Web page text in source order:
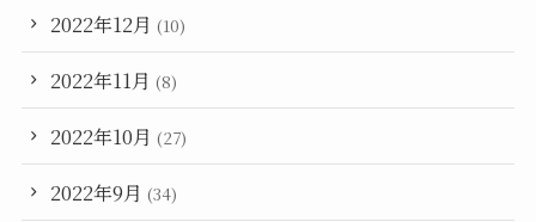
2022年12月 (10)
2022年11月 (8)
2022年10月 (27)
2022年9月 (34)